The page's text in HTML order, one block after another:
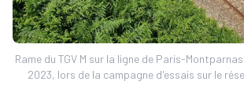
Rame du TGV M sur la ligne de Paris-
2023, lors de la campagne d'essais sur le